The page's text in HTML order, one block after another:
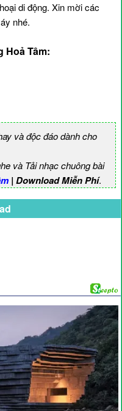
di động. Xin mời các
nhé.
Hoả Tâm:
và độc đáo dành cho
và Tải nhạc chuông bài
| Download Miễn Phí.